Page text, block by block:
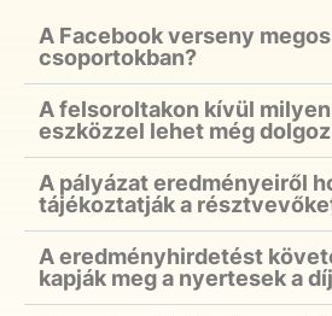
A Facebook verseny
csoportokban?
A felsoroltakon kívül
eszközzel lehet még
A pályázat eredményeiről
tájékoztatják a
A eredményhirdetést
kapják meg a nyertesek a